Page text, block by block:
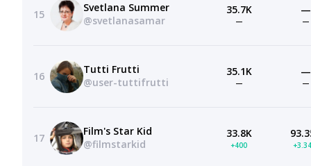
15
Svetlana Summer
@svetlanasamar
35.7K
—
—
—
16
Tutti Frutti
@user-tuttifrutti
35.1K
—
—
—
17
Film's Star Kid
@filmstarkid
33.8K
+400